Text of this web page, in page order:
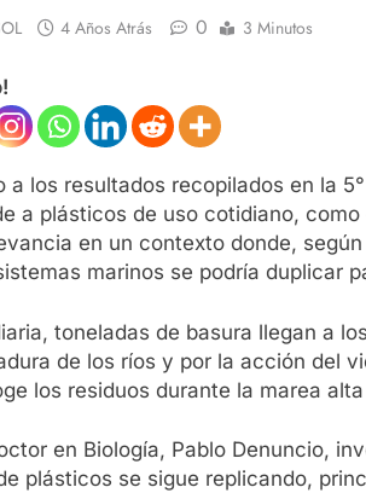
4 Años Atrás 0 3 Minutos
a los resultados recopilados en la
a plásticos de uso cotidiano,
en un contexto donde,
marinos se podría duplicar
toneladas de basura llegan a
de los ríos y por la acción del
los residuos durante la marea
en Biología, Pablo Denuncio,
plásticos se sigue replicando,